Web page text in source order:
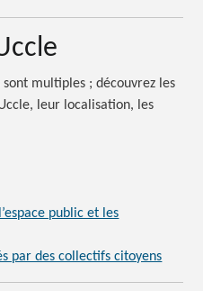
sont multiples ;découvrez les
leur localisation, les
public et les
par des collectifs citoyens